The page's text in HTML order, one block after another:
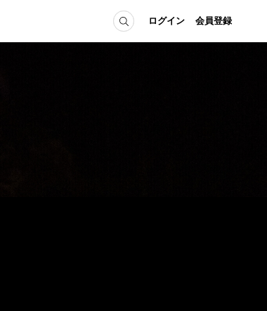
ログイン 会員登録